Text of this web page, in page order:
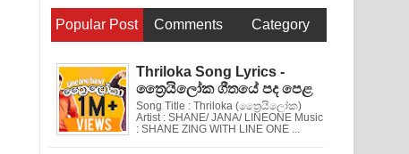
Popular Post Comments Category
Thriloka Song Lyrics -
ත්‍රෛයිලෝක ගීතයේ පද පෙළ
Song Title : Thriloka (ත්‍රෛයිලෝක)
Artist : SHANE/ JANA/ LINEONE Music
: SHANE ZING WITH LINE ONE ...